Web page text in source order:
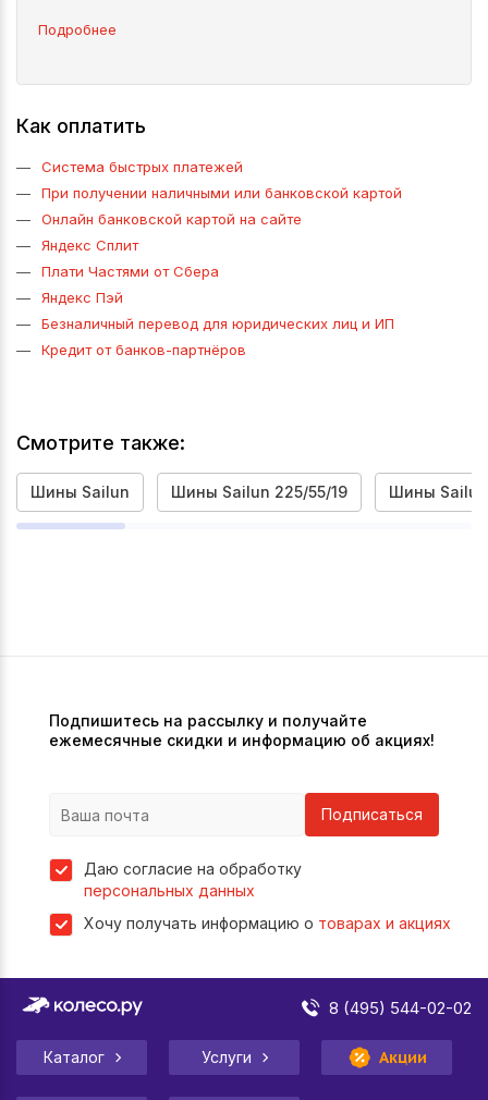
Подробнее
Как оплатить
Система быстрых платежей
При получении наличными или банковской картой
Онлайн банковской картой на сайте
Яндекс Сплит
Плати Частями от Сбера
Яндекс Пэй
Безналичный перевод для юридических лиц и ИП
Кредит от банков-партнёров
Смотрите также:
Шины Sailun Шины Sailun 225/55/19 Шины Sailun
Подпишитесь на рассылку и получайте
ежемесячные скидки и информацию об акциях!
Подписаться
Даю согласие на обработку
персональных данных
Хочу получать информацию о товарах и акциях
8 (495) 544-02-02
Каталог Услуги Акции